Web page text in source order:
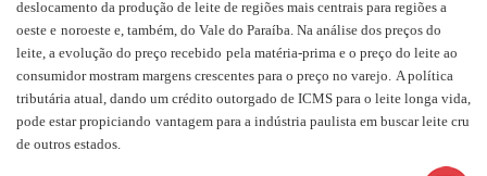
deslocamento da produção de leite de regiões mais centrais para regiões a
oeste e noroeste e, também, do Vale do Paraíba. Na análise dos preços do
leite, a evolução do preço recebido pela matéria-prima e o preço do leite ao
consumidor mostram margens crescentes para o preço no varejo. A política
tributária atual, dando um crédito outorgado de ICMS para o leite longa vida,
pode estar propiciando vantagem para a indústria paulista em buscar leite cru
de outros estados.